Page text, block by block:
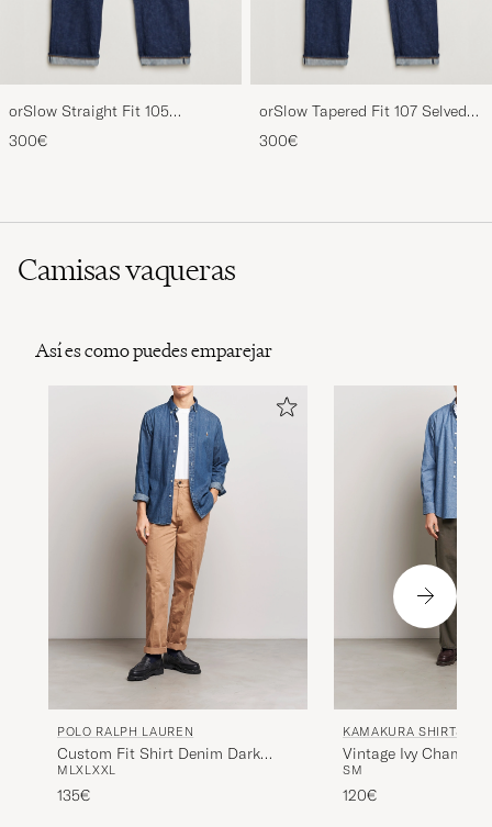
orSlow Straight Fit 105
Selvedge Jeans One Wash
300€
orSlow Tapered Fit 107 Selvedge
Jeans One Wash
300€
Camisas vaqueras
Así es como puedes emparejar
POLO RALPH LAUREN
Custom Fit Shirt Denim Dark
Wash
M LXLXXL
135€
KAMAKURA SHIRTS
Vintage Ivy
Down Shirt Blue
SM
120€